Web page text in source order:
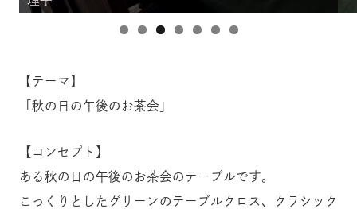
【テーマ】
「秋の日の午後のお茶会」
【コンセプト】
ある秋の日の午後のお茶会のテーブルです。
こっくりとしたグリーンのテーブルクロス、クラシック